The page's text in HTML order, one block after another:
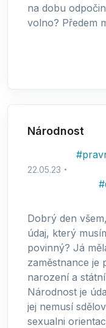
na dobu
volno? Předem
Národnost
22.05.23
#
#
Dobrý den
údaj, který
povinný? Já
zaměstnance je
narození a
Národnost je
jej nemusí
sexualni